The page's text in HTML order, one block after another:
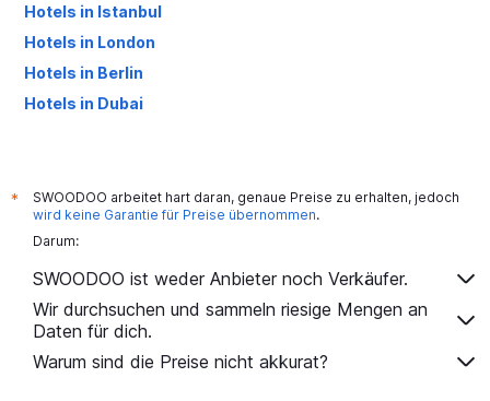
Hotels in Istanbul
Hotels in London
Hotels in Berlin
Hotels in Dubai
*
SWOODOO arbeitet hart daran, genaue Preise zu erhalten, jedoch
wird keine Garantie für Preise übernommen.
Darum:
SWOODOO ist weder Anbieter noch Verkäufer.
Wir durchsuchen und sammeln riesige Mengen an
Daten für dich.
Warum sind die Preise nicht akkurat?